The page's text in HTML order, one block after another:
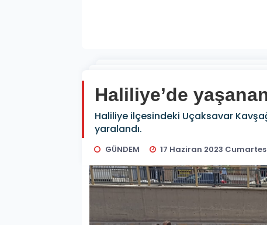
Haliliye’de
Haliliye ilçesindeki Uçaksavar
yaralandı.
GÜNDEM 17 Haziran 2023